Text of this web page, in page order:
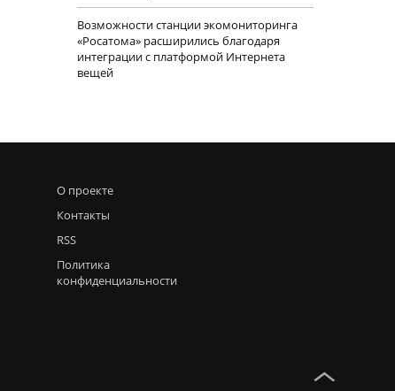
Возможности станции экомониторинга
«Росатома» расширились благодаря
интеграции с платформой Интернета
вещей
О проекте
Контакты
RSS
Политика
конфиденциальности